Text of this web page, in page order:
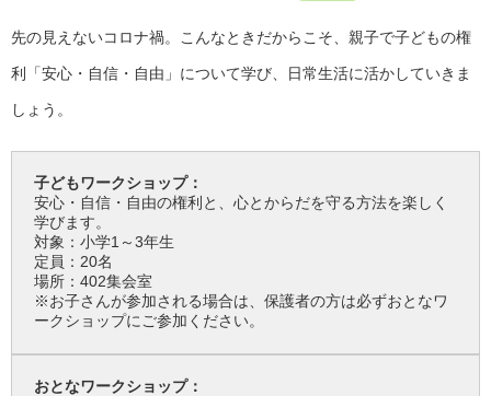
先の見えないコロナ禍。こんなときだからこそ、親子で子どもの権
利「安心・自信・自由」について学び、日常生活に活かしていきま
しょう。
子どもワークショップ：
安心・自信・自由の権利と、心とからだを守る方法を楽しく
学びます。
対象：小学1～3年生
定員：20名
場所：402集会室
※お子さんが参加される場合は、保護者の方は必ずおとなワ
ークショップにご参加ください。
おとなワークショップ：